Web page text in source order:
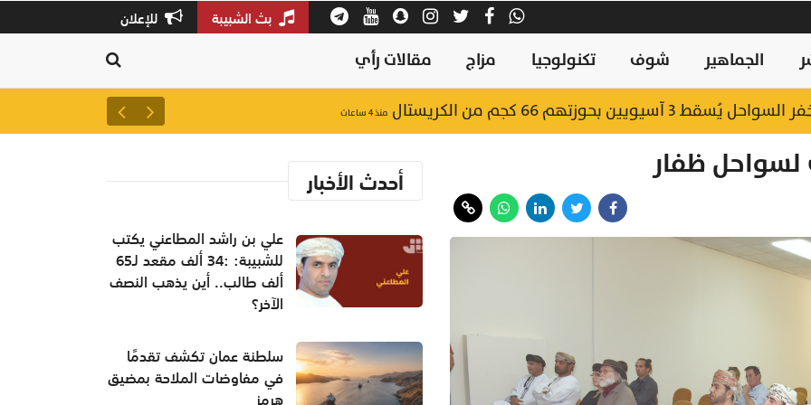
بث الشبيبة للإعلان
الجماهير شوف تكنولوجيا مزاج مقالات رأي
بحوزتهم 66 كجم من الكريستال منذ ٤ ساعات سلطنة عمان تكشف تقدمًا
لسواحل ظفار أحدث الأخبار
علي بن راشد المطاعني يكتب
للشبيبة: :34 ألف مقعد لـ65
ألف طالب.. أين يذهب النصف
الآخر؟
سلطنة عمان تكشف تقدمًا
في مفاوضات الملاحة بمضيق